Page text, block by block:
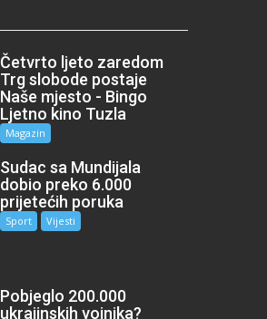
Četvrto ljeto zaredom
Trg slobode postaje
Naše mjesto - Bingo
Ljetno kino Tuzla
Magazin
Sudac sa Mundijala
dobio preko 6.000
prijetećih poruka
Sport Vijesti
Pobjeglo 200.000
ukrajinskih vojnika?